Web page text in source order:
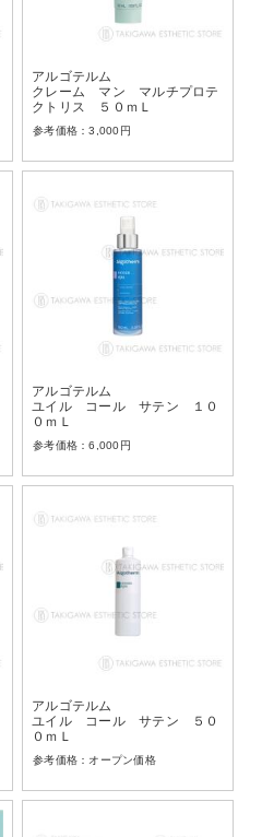
アルゴテルム
クレーム マン マルチプロテ
クトリス ５０ｍＬ
3,000円
アルゴテルム
ユイル コール サテン １０
０ｍＬ
6,000円
アルゴテルム
ユイル コール サテン ５０
０ｍＬ
オープン価格